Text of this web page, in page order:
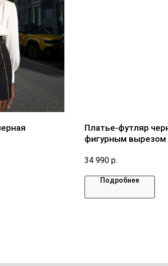
Платье-футляр
фигурным вырезом
34 990 р.
Подробнее